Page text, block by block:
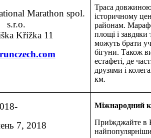
Marathon spol.
s.r.o.
Křížka 11
Траса
історичному
районам.
площі і
можуть брати
бігуни. Також
естафеті, де
друзями і
км.
7, 2018
Міжнародний
Приїжджайте в